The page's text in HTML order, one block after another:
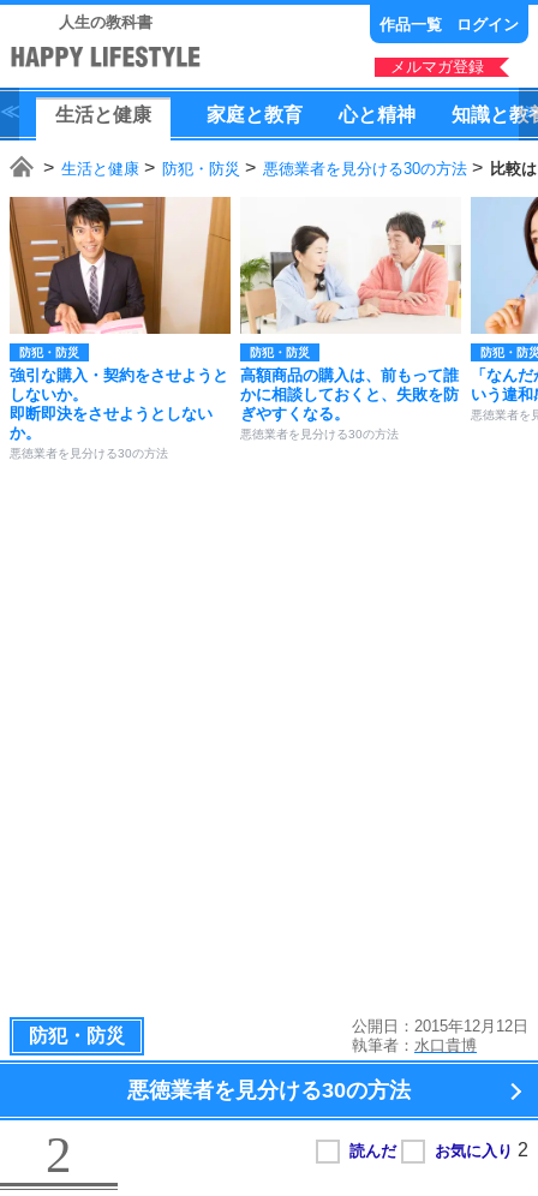
人生の教科書 作品一覧 ログイン
メルマガ登録
生活と健康 家庭と教育 心と精神 知識と教
生活と健康 防犯・防災 悪徳業者を見分ける30の方法 比較
防犯・防災
強引な購入・契約をさせようと
しないか。
即断即決をさせようとしない
か。
悪徳業者を見分ける30の方法
防犯・防災
高額商品の購入は、前もって誰
かに相談しておくと、失敗を防
ぎやすくなる。
悪徳業者を見分ける30の方法
防犯・防
「なん
いう違和
悪徳業者を
防犯・防災
公開日：2015年12月12日
執筆者： 水口貴博
悪徳業者を見分ける30の方法
2